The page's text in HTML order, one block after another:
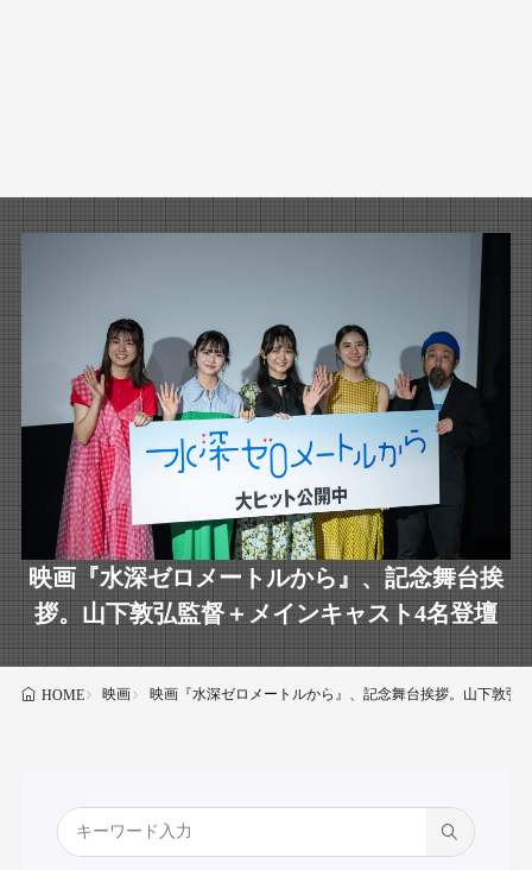
映画『水深ゼロメートルから』、記念舞台挨
拶。山下敦弘監督＋メインキャスト4名登壇
HOME 映画 映画『水深ゼロメートルから』、記念舞台挨拶。山下敦弘